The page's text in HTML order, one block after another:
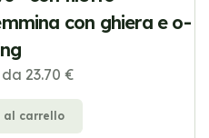
con ghiera e o-
23.70 €
al carrello